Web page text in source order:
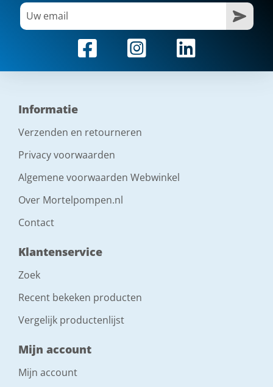
Informatie
Verzenden en retourneren
Privacy voorwaarden
Algemene voorwaarden Webwinkel
Over Mortelpompen.nl
Contact
Klantenservice
Zoek
Recent bekeken producten
Vergelijk productenlijst
Mijn account
Mijn account